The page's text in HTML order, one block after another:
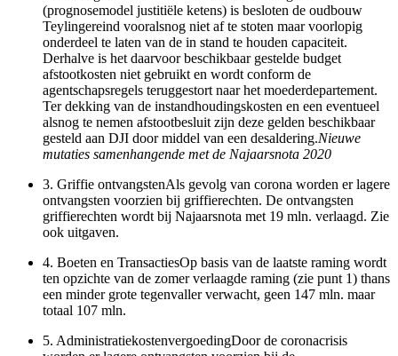
(prognosemodel justitiële ketens) is besloten de oudbouw
Teylingereind vooralsnog niet af te stoten maar voorlopig
onderdeel te laten van de in stand te houden capaciteit.
Derhalve is het daarvoor beschikbaar gestelde budget
afstootkosten niet gebruikt en wordt conform de
agentschapsregels teruggestort naar het moederdepartement.
Ter dekking van de instandhoudingskosten en een eventueel
alsnog te nemen afstootbesluit zijn deze gelden beschikbaar
gesteld aan DJI door middel van een desaldering.Nieuwe
mutaties samenhangende met de Najaarsnota 2020
3. Griffie ontvangstenAls gevolg van corona worden er lagere
ontvangsten voorzien bij griffierechten. De ontvangsten
griffierechten wordt bij Najaarsnota met 19 mln. verlaagd. Zie
ook uitgaven.
4. Boeten en TransactiesOp basis van de laatste raming wordt
ten opzichte van de zomer verlaagde raming (zie punt 1) thans
een minder grote tegenvaller verwacht, geen 147 mln. maar
totaal 107 mln.
5. AdministratiekostenvergoedingDoor de coronacrisis